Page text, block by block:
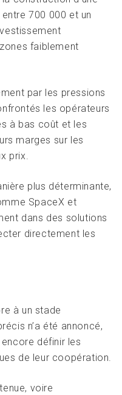
700 000 et un
faiblement
par les pressions
les opérateurs
à bas coût et les
marges sur les
prix.
plus déterminante,
SpaceX et
dans des solutions
directement les
à un stade
n’a été annoncé,
définir les
de leur coopération.
voire